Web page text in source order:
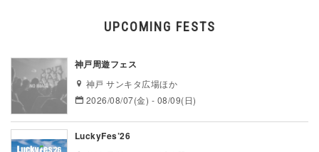
UPCOMING FESTS
神戸周遊フェス
神戸 サンキタ広場ほか
2026/08/07(金) - 08/09(日)
LuckyFes’26